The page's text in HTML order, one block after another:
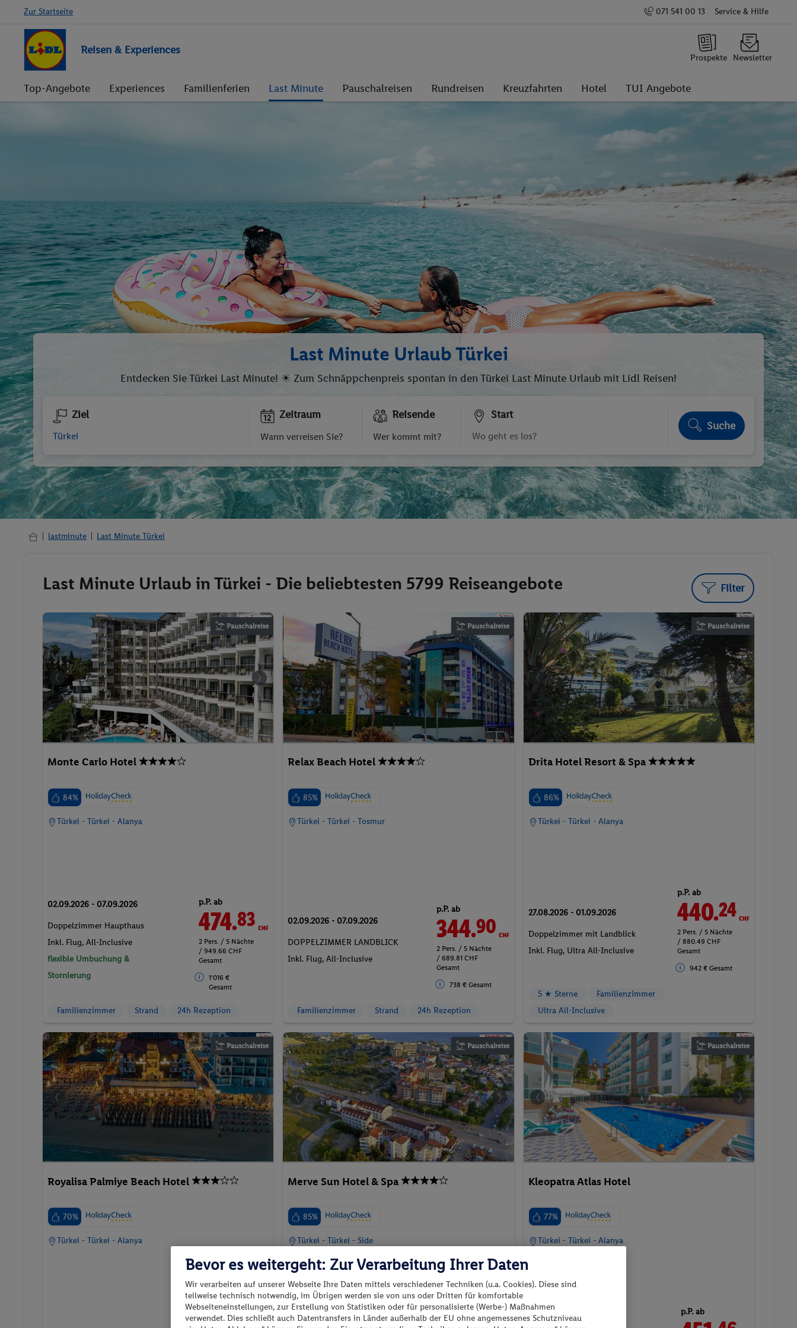
Zur Startseite 071 541 00 13 Service & Hilfe
Reisen & Experiences
Prospekte Newsletter
Top-Angebote Experiences Familienferien Last Minute Pauschalreisen Rundreisen Kreuzfahrten Hotel TUI Angebote
Last Minute Urlaub Türkei
Entdecken Sie Türkei Last Minute! ☀ Zum Schnäppchenpreis spontan in den Türkei Last Minute Urlaub mit Lidl Reisen!
Ziel Zeitraum
Wann verreisen Sie?
Reisende
Wer kommt mit?
Start
Suche
lastminute Last Minute Türkei
Last Minute Urlaub in Türkei - Die beliebtesten 5799 Reiseangebote Filter
Pauschalreise
Monte Carlo Hotel
84%
Türkei - Türkei - Alanya
02.09.2026 - 07.09.2026
Doppelzimmer Haupthaus
Inkl. Flug, All-Inclusive
flexible Umbuchung &
Stornierung
p.P. ab
474.83CHF
2 Pers. / 5 Nächte
/ 949.66 CHF
Gesamt
1'016 €
Gesamt
Familienzimmer Strand 24h Rezeption
Pauschalreise
Relax Beach Hotel
85%
Türkei - Türkei - Tosmur
02.09.2026 - 07.09.2026
DOPPELZIMMER LANDBLICK
Inkl. Flug,All-Inclusive
p.P. ab
344.90CHF
2 Pers. / 5 Nächte
/ 689.81 CHF
Gesamt
738 € Gesamt
Familienzimmer Strand 24h Rezeption
Pauschalreise
Drita Hotel Resort & Spa
86%
Türkei - Türkei - Alanya
27.08.2026 - 01.09.2026
Doppelzimmer mit Landblick
Inkl. Flug, Ultra All-Inclusive
p.P. ab
440.24CHF
2 Pers. / 5 Nächte
/ 880.49 CHF
Gesamt
942 € Gesamt
5 ★ Sterne
Familienzimmer
Ultra All-Inclusive
Pauschalreise
Royalisa Palmiye Beach Hotel
70%
Türkei - Türkei - Alanya
p.P. ab
Pauschalreise
Merve Sun Hotel & Spa
85%
Türkei - Türkei - Side
02.09.2026 - 07.09.2026 p.P. ab
Pauschalreise
Kleopatra Atlas Hotel
77%
Türkei - Türkei - Alanya
p.P. ab
Bevor es weitergeht: Zur Verarbeitung Ihrer Daten
Wir verarbeiten auf unserer Webseite Ihre Daten mittels verschiedener Techniken (u.a. Cookies). Diese sind
teilweise technisch notwendig, im Übrigen werden sie von uns oder Dritten für komfortable
Webseiteneinstellungen, zur Erstellung von Statistiken oder für personalisierte (Werbe-) Maßnahmen
verwendet. Dies schließt auch Datentransfers in Länder außerhalb der EU ohne angemessenes Schutzniveau